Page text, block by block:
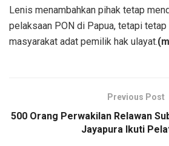
Lenis menambahkan pihak tetap
pelaksaan PON di Papua, tetapi tetap
masyarakat adat pemilik hak ulayat.
Previous Post
500 Orang Perwakilan Relawan
Jayapura Ikuti